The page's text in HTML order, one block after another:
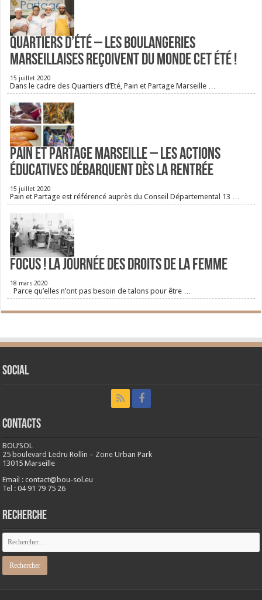
Quartiers d’été – Les boulangeries
Marseillaises reçoivent du monde cet été !
15 juillet 2020
Dans le cadre des Quartiers d’Eté, Pain et Partage Marseille …
Pain et Partage Marseille – Les actions
éducatives débarquent dès la rentrée
15 juillet 2020
Pain et Partage est référencé auprès du Conseil Départemental 13 …
FOCUS ! La journée des droits de la femme
18 mars 2020
Parce qu’elles n’ont pas besoin de talons pour être …
Social
CONTACTS
BOU’SOL
25 boulevard Ledru Rollin – Zone Urban Park
13015 Marseille
Email : contact@bou-sol.eu
Tel : 04 91 79 75 26
RECHERCHE